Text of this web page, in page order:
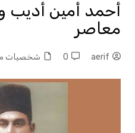
أحمد أمين
معاصر
aerif
0 شخصيات